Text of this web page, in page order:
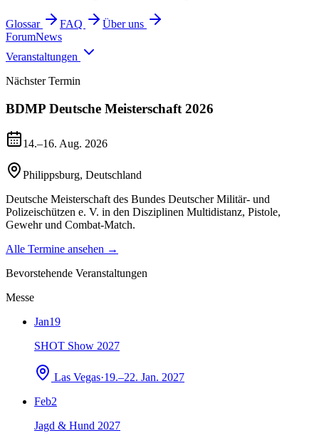
Glossar FAQ
Über uns
ForumNews
Veranstaltungen
Nächster Termin
BDMP Deutsche Meisterschaft 2026
14.–16. Aug. 2026
Philippsburg, Deutschland
Deutsche Meisterschaft des Bundes Deutscher Militär- und
Polizeischützen e. V. in den Disziplinen Multidistanz, Pistole,
Gewehr und Combat-Match.
Alle Termine ansehen →
Bevorstehende Veranstaltungen
Messe
Jan19
SHOT Show 2027
Las Vegas·19.–22. Jan. 2027
Feb2
Jagd & Hund 2027